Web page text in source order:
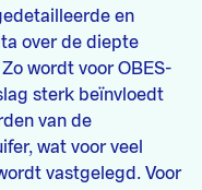
en
over de diepte
wordt voor OBES-
sterk beïnvloedt
van de
wat voor veel
vastgelegd. Voor